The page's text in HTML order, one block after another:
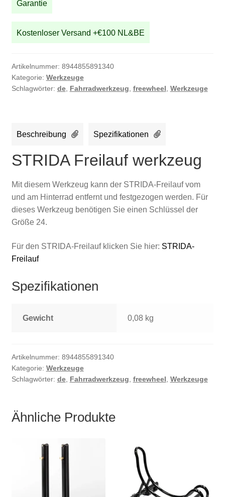
Garantie
Kostenloser Versand +€100 NL&BE
Artikelnummer: 8944855891340
Kategorie: Werkzeuge
Schlagwörter: de, Fahrradwerkzeug freewheel Werkzeuge
Beschreibung Spezifikationen
STRIDA Freilauf werkzeug
Mit diesem Werkzeug kann der STRIDA-Freilauf vom
und am Hinterrad entfernt und festgezogen werden. Für
dieses Werkzeug benötigen Sie einen Schlüssel der
Größe 24.
Für den STRIDA-Freilauf klicken Sie hier: STRIDA-
Freilauf
Spezifikationen
Gewicht 0,08 kg
Artikelnummer: 8944855891340
Kategorie: Werkzeuge
Schlagwörter: de, Fahrradwerkzeug freewheel Werkzeuge
Ähnliche Produkte